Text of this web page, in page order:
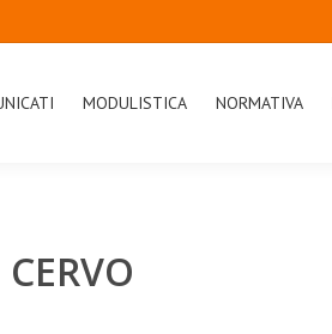
MODULISTICA NORMATIVA